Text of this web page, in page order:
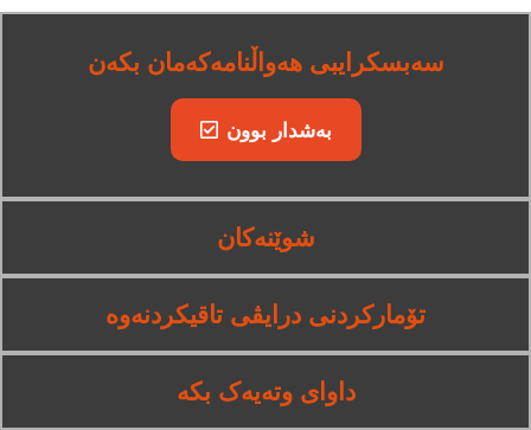
سەبسکرایبی هەواڵنامەکەمان بکەن
بەشدار بوون
شوێنەکان
تۆمارکردنی درایڤی تاقیکردنەوە
داوای وتەیەک بکە